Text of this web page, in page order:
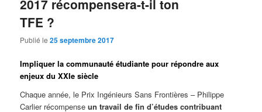
2017 récompensera-t-il ton
TFE ?
Publié le25 septembre 2017
Impliquer la communauté étudiante pour répondre aux
enjeux du XXIe siècle
Chaque année, le Prix Ingénieurs Sans Frontières – Philippe
Carlier récompenseun travail de fin d’études contribuant